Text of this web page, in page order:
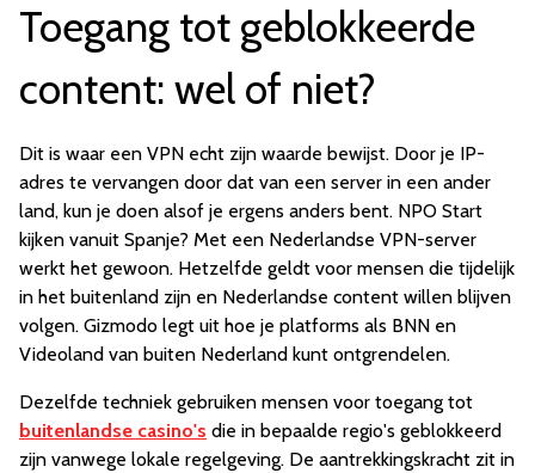
Toegang tot geblokkeerde
content: wel of niet?
Dit is waar een VPN echt zijn waarde bewijst. Door je IP-
adres te vervangen door dat van een server in een ander
land, kun je doen alsof je ergens anders bent. NPO Start
kijken vanuit Spanje? Met een Nederlandse VPN-server
werkt het gewoon. Hetzelfde geldt voor mensen die tijdelijk
in het buitenland zijn en Nederlandse content willen blijven
volgen. Gizmodo legt uit hoe je platforms als BNN en
Videoland van buiten Nederland kunt ontgrendelen.
Dezelfde techniek gebruiken mensen voor toegang tot
buitenlandse casino's die in bepaalde regio's geblokkeerd
zijn vanwege lokale regelgeving. De aantrekkingskracht zit in